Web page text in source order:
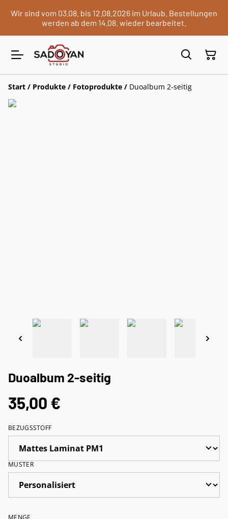
Wir sind vom 03.08. bis 12.08.2026 im Urlaub. Bestellungen
werden ab dem 14.08. wieder bearbeitet.
Start / Produkte / Fotoprodukte / Duoalbum 2-seitig
Duoalbum 2-seitig
35,00 €
BEZUGSSTOFF
MUSTER
MENGE